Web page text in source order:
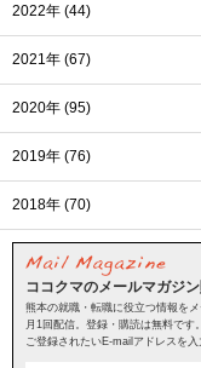
2022年 (44)
2021年 (67)
2020年 (95)
2019年 (76)
2018年 (70)
ココクマのメールマガジ
熊本の就職・転職に役立つ情報をメ
月1回配信。登録・購読は無料です。
ご登録されたいE-mailアドレスを